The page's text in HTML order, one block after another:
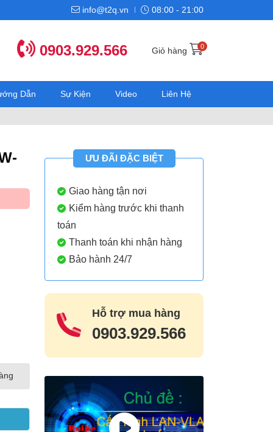
info@t2q.vn 08:00 - 21:00
0903.929.566 Giỏ hàng 0
Dẫn Sự Kiện Video Liên Hệ
ƯU ĐÃI ĐẶC BIỆT
Giao hàng tận nơi
Kiểm hàng trước khi thanh
toán
Thanh toán khi nhận hàng
Bảo hành 24/7
Hỗ trợ mua hàng
0903.929.566